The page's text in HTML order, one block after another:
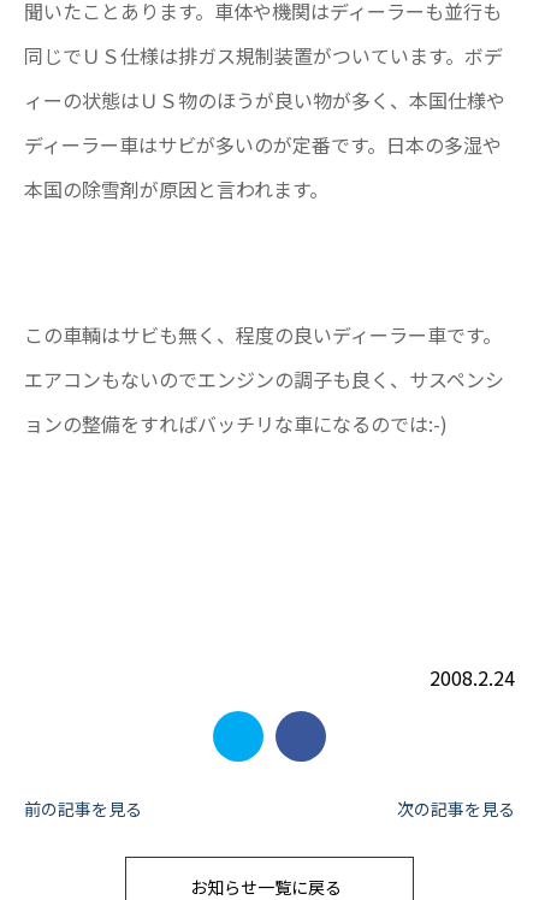
聞いたことあります。車体や機関はディーラーも並行も
同じでＵＳ仕様は排ガス規制装置がついています。ボデ
ィーの状態はＵＳ物のほうが良い物が多く、本国仕様や
ディーラー車はサビが多いのが定番です。日本の多湿や
本国の除雪剤が原因と言われます。
この車輌はサビも無く、程度の良いディーラー車です。
エアコンもないのでエンジンの調子も良く、サスペンシ
ョンの整備をすればバッチリな車になるのでは:-)
2008.2.24
投
前の記事を見る 次の記事を見る
お知らせ一覧に戻る